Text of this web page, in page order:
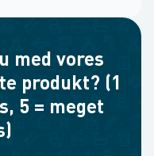
med vores
produkt? (1
5 = meget